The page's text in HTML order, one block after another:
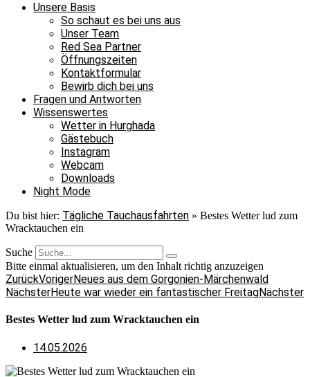
Unsere Basis
So schaut es bei uns aus
Unser Team
Red Sea Partner
Öffnungszeiten
Kontaktformular
Bewirb dich bei uns
Fragen und Antworten
Wissenswertes
Wetter in Hurghada
Gästebuch
Instagram
Webcam
Downloads
Night Mode
Du bist hier: Tägliche Tauchausfahrten » Bestes Wetter lud zum
Wracktauchen ein
Suche
Bitte einmal aktualisieren, um den Inhalt richtig anzuzeigen
ZurückVorigerNeues aus dem Gorgonien-Märchenwald
NächsterHeute war wieder ein fantastischer FreitagNächster
Bestes Wetter lud zum Wracktauchen ein
14.05.2026